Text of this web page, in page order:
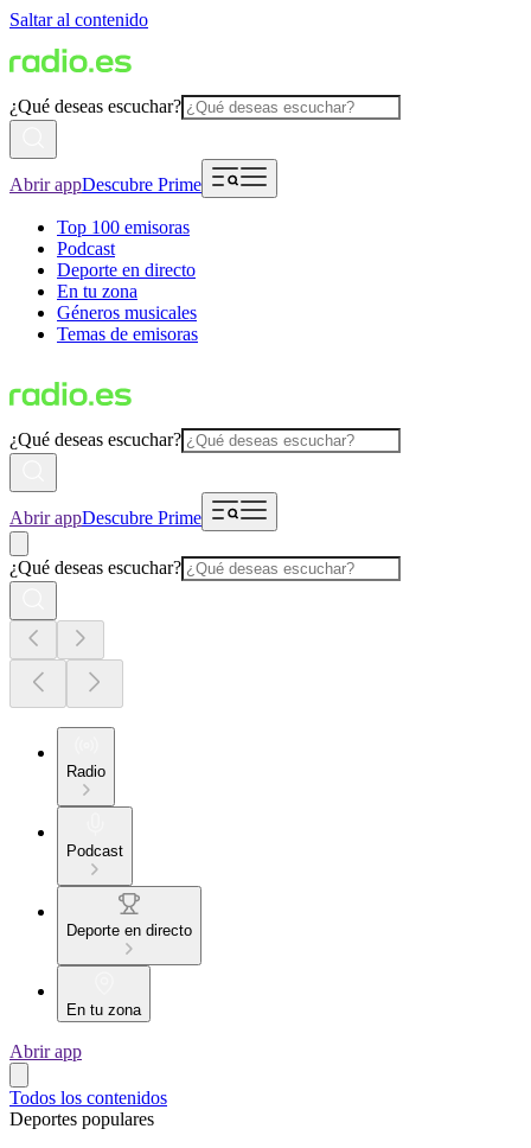
Saltar al contenido
¿Qué deseas escuchar?
Abrir appDescubre Prime
Top 100 emisoras
Podcast
Deporte en directo
En tu zona
Géneros musicales
Temas de emisoras
¿Qué deseas escuchar?
Abrir appDescubre Prime
¿Qué deseas escuchar?
Radio
Podcast
Deporte en directo
En tu zona
Abrir app
Todos los contenidos
Deportes populares